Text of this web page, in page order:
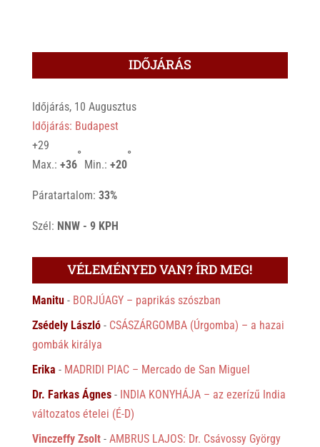
IDŐJÁRÁS
Időjárás, 10 Augusztus
Időjárás: Budapest
+29
Max.: +36
°
Min.: +20
°
Páratartalom: 33%
Szél: NNW - 9 KPH
VÉLEMÉNYED VAN? ÍRD MEG!
Manitu- BORJÚAGY – paprikás szószban
Zsédely László- CSÁSZÁRGOMBA (Úrgomba) – a hazai
gombák királya
Erika - MADRIDI PIAC – Mercado de San Miguel
Dr. Farkas Ágnes- INDIA KONYHÁJA – az ezerízű India
változatos ételei (É-D)
Vinczeffy Zsolt- AMBRUS LAJOS: Dr. Csávossy György